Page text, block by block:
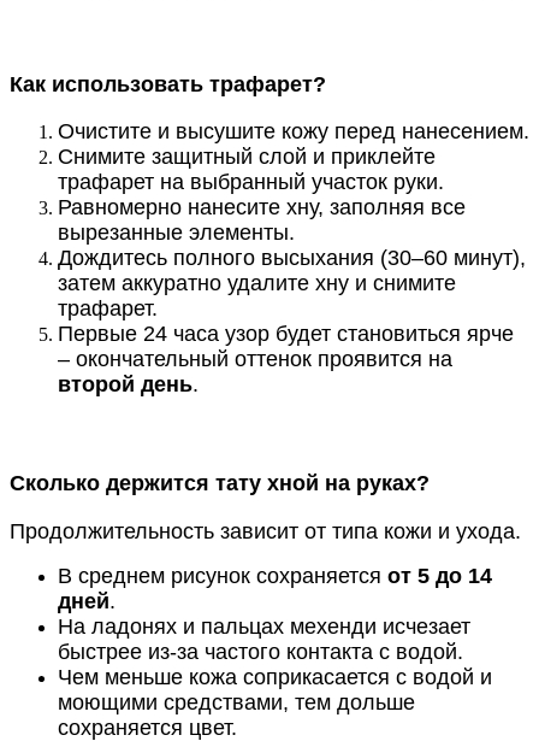
Как использовать трафарет?
Очистите и высушите кожу перед нанесением.
Снимите защитный слой и приклейте
трафарет на выбранный участок руки.
Равномерно нанесите хну, заполняя все
вырезанные элементы.
Дождитесь полного высыхания (30–60 минут),
затем аккуратно удалите хну и снимите
трафарет.
Первые 24 часа узор будет становиться ярче
– окончательный оттенок проявится на
второй день.
Сколько держится тату хной на руках?
Продолжительность зависит от типа кожи и ухода.
В среднем рисунок сохраняется от 5 до 14
дней.
На ладонях и пальцах мехенди исчезает
быстрее из-за частого контакта с водой.
Чем меньше кожа соприкасается с водой и
моющими средствами, тем дольше
сохраняется цвет.